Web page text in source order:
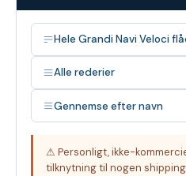
Hele Grandi Navi Veloci
Alle rederier
Gennemse efter navn
⚠ Personligt, ikke-
tilknytning til nogen